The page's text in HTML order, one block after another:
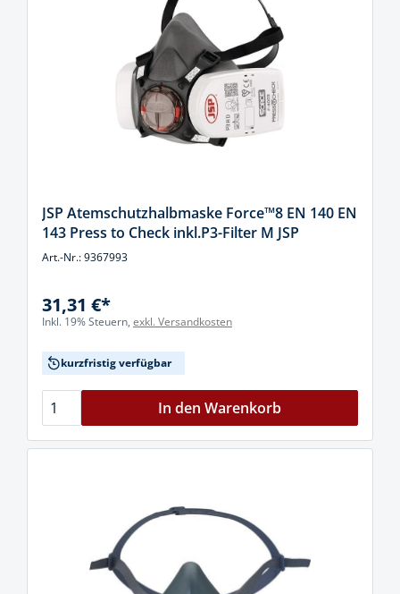
JSP Atemschutzhalbmaske Force™8 EN 140 EN
143 Press to Check inkl.P3-Filter M JSP
Art.-Nr.: 9367993
31,31 €*
Inkl. 19% Steuern, exkl. Versandkosten
kurzfristig verfügbar
In den Warenkorb